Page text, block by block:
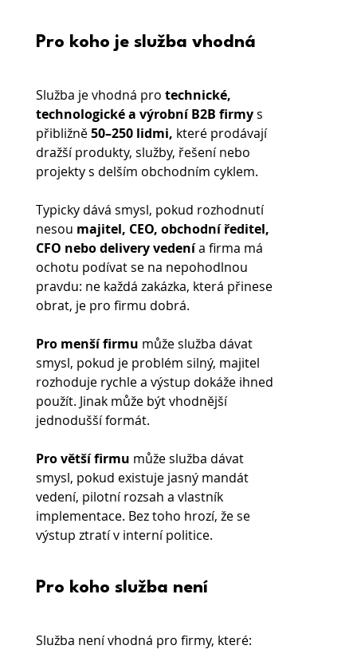
Pro koho je služba vhodná
Služba je vhodná pro technické,
technologické a výrobní B2B firmy s
přibližně 50–250 lidmi, které prodávají
dražší produkty, služby, řešení nebo
projekty s delším obchodním cyklem.
Typicky dává smysl, pokud rozhodnutí
nesou majitel, CEO, obchodní ředitel,
CFO nebo delivery vedení a firma má
ochotu podívat se na nepohodlnou
pravdu: ne každá zakázka, která přinese
obrat, je pro firmu dobrá.
Pro menší firmu může služba dávat
smysl, pokud je problém silný, majitel
rozhoduje rychle a výstup dokáže ihned
použít. Jinak může být vhodnější
jednodušší formát.
Pro větší firmu může služba dávat
smysl, pokud existuje jasný mandát
vedení, pilotní rozsah a vlastník
implementace. Bez toho hrozí, že se
výstup ztratí v interní politice.
Pro koho služba není
Služba není vhodná pro firmy, které: